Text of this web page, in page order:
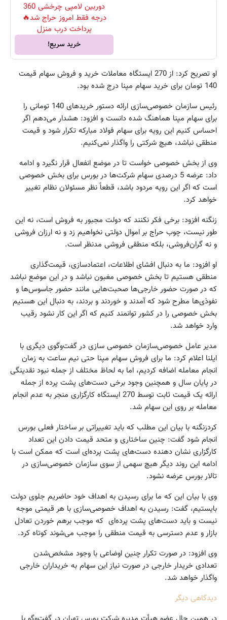
دوربین لامپی چرخشی 360
درجه فقط امروز حراج شد🔥
پرداخت درب منزل
خرید سریع!
او تصریح کرد: از 270 ایستگاه معاملات خرید و فروش سهام قیمت
140 تومان برای خرید سهام مپنا درج شده بود.
رئیس سازمان خصوصی‌سازی ارائه دستور خرید‌های 140 تومانی را
برای سهام مپنا هماهنگ شده دانست و افزود: هشدار می‌دهم اگر
احساس کنیم این رویه برای سهام فولاد مبارکه تکرار شود و قیمت
منطقی نباشد، هیچ شرکتی را واگذار نمی‌کنیم.
وی از بخش خصوصی خواست تا در موضع انفعال قرار نگیرد و ادامه
داد: عرضه 5 درصدی سهام شرکت‌ها در بورس برای بخش خصوصی
است که اگر این رویه مردود باشد، قطعاً‌ نظر مسئولان نظام تغییر
خواهد کرد.
زنگنه افزود: برخی فکر نکنند که دولت مجبور به فروش است، نه این
طور نیست، چوب حراج بر اموال دولتی نخواهیم زد و نه ارزان فروشی
و نه گران‌فروشی، بلکه منطقی فروشی مدنظر است.
او افزود: ما به دنبال افشای اطلاعات، اعتمادسازی، قیمت‌گذاری
منطقی هستیم تا بخش خصوصی مغبون نباشد و در این موضع نباشد
که در صورت حضور خارجی‌ها صحبت‌هایی مانند حضور جاسوس‌ها و
نفوذی‌ها مطرح شود که آمدند و خوردند و بردند، به دنبال این هستیم
بخش خصوصی را در کشور توانمند کنیم که اگر این کار نشود رقیب
وارد خواهد شد.
مدیر عامل خصوصی‌سازمان خصوصی سازی در گفت‌وگوی دیگری با
ایلنا اعلام کرد: ما برای فروش سهام مپنا حتی نیم ساعت به زمان
انجام معامله اضافه کردیم، اما به لحاظ مختلف از جمله نبود نقدینگی
در پایان سال و همچنین وجود برخی دست‌های پشت پرده از جمله
ارائه یک قیمت ثابت توسط 270 ایستگاه کارگزاری منجر به عدم انجام
معامله بر روی این سهام شد.
کردزنگنه با بیان این مطلب که باید تغییراتی بر ساختار فعلی بورس
انجام شود گفت: چنین ساختاری و متحد قیمت دادن این تعداد
کارگزاری نشان دهنده دست‌های پشت پرده‌ای است که ممکن است با
ادامه این روند دیگر هیچ سهمی از سوی سازمان خصوصی‌سازی در
تالار بورس عرضه نشود.
وی با بیان این که ما برای رسیدن به اهداف خود حاضریم جلوی دولت
بایستیم، گفت: رسیدن به اهداف خصوصی‌سازی با هر قیمتی موجه
نیست و باید دست‌های پشت پرده‌ای که موجب برهم خوردن تعادل
بازار و عدم دسترسی به قیمت منطقی را موجب می‌شوند کوتاه کرد.
وی افزود: در صورت تکرار چنین اوضاعی با وجود مشخص‌شدن
تعدادی خریدار خارجی در صورت نیاز این سهام به خریداران خارجی
واگذار خواهد شد.
دیدگاهی دیگر